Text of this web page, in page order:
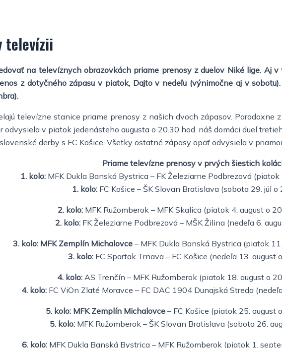
televízii
na televíznych obrazovkách priame prenosy z duelov Niké lige. Aj
z dotyčného zápasu v piatok, Dajto v nedeľu (výnimočne aj v
televízne stanice priame prenosy z našich dvoch zápasov. Paradoxne
odvysiela v piatok jedenásteho augusta o 20.30 hod. náš domáci duel
derby s FC Košice. Všetky ostatné zápasy opäť odvysiela v
Priame televízne prenosy v prvých šiestich
1. kolo: MFK Dukla Banská Bystrica – FK Železiarne Podbrezová
1. kolo: FC Košice – ŠK Slovan Bratislava (sobota 29. júl o
2. kolo: MFK Ružomberok – MFK Skalica (piatok 4. august o
2. kolo: FK Železiarne Podbrezová – MŠK Žilina (nedeľa 6.
3. kolo: MFK Zemplín Michalovce – MFK Dukla Banská Bystrica (piatok
3. kolo:FC Spartak Trnava – FC Košice (nedeľa 13. august
4. kolo: AS Trenčín – MFK Ružomberok (piatok 18. august o
4. kolo: FC ViOn Zlaté Moravce – FC DAC 1904 Dunajská Streda
5. kolo: MFK Zemplín Michalovce – FC Košice (piatok 25. august
5. kolo: MFK Ružomberok – ŠK Slovan Bratislava (sobota 26.
6. kolo:MFK Dukla Banská Bystrica – MFK Ružomberok (piatok 1.